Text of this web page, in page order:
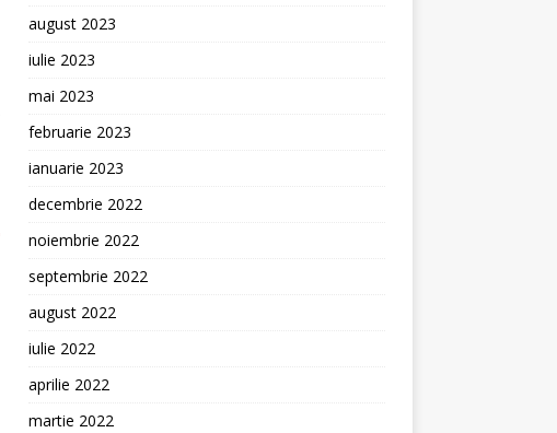
august 2023
iulie 2023
mai 2023
februarie 2023
ianuarie 2023
decembrie 2022
noiembrie 2022
septembrie 2022
august 2022
iulie 2022
aprilie 2022
martie 2022